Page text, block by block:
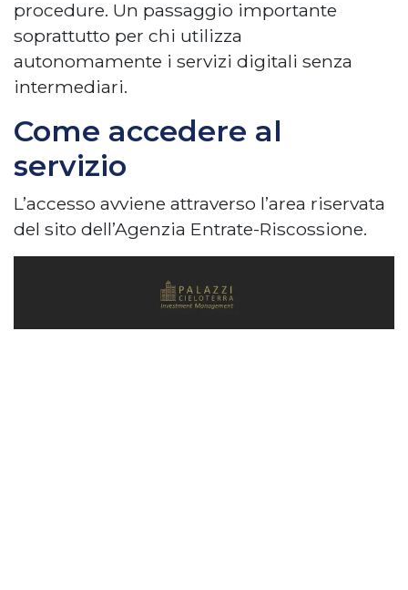
procedure. Un passaggio importante
soprattutto per chi utilizza
autonomamente i servizi digitali senza
intermediari.
Come accedere al
servizio
L’accesso avviene attraverso l’area riservata
del sito dell’Agenzia Entrate-Riscossione.